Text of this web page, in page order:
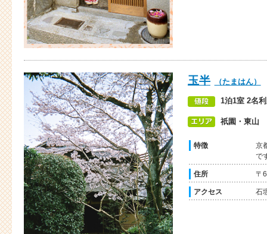
玉半 （たまはん）
1泊1室 2名
祇園・東山
特徴
京
で
住所 〒
アクセス 石